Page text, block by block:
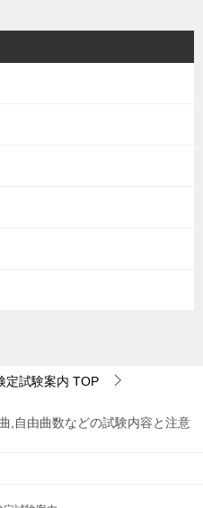
定試験案内 TOP
,自由曲数などの試験内容と注意